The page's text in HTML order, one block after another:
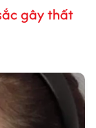
gây thất